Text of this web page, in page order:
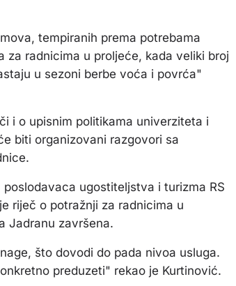
tempiranih prema potrebama
za radnicima u proljeće, kada veliki broj
u sezoni berbe voća i povrća"
i o upisnim politikama univerziteta i
biti organizovani razgovori sa
ugostiteljstva i turizma RS
riječ o potražnji za radnicima u
Jadranu završena.
što dovodi do pada nivoa usluga.
preduzeti" rekao je Kurtinović.